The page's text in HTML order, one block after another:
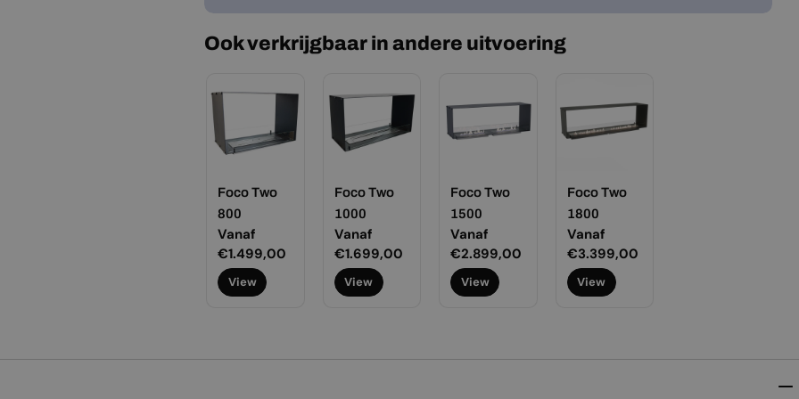
Ook verkrijgbaar in andere uitvoering
Foco Two
800
Normale
prijs
Vanaf
€1.499,00
View
Foco Two
1000
Normale
prijs
Vanaf
€1.699,00
View
Foco Two
1500
Normale
prijs
Vanaf
€2.899,00
View
Foco Two
1800
Normale
prijs
Vanaf
€3.399,00
View